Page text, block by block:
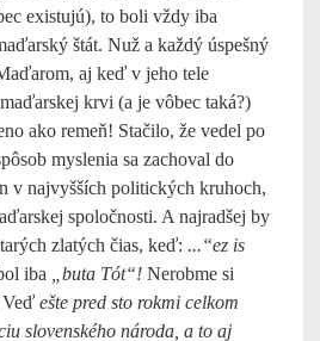
existujú), to boli vždy iba
štát. Nuž a každý úspešný
aj keď v jeho tele
krvi (a je vôbec taká?)
ako remeň! Stačilo, že vedel po
myslenia sa zachoval do
v najvyšších politických kruhoch,
spoločnosti. A najradšej by
zlatých čias, keď: ...“ez is
iba „buta Tót“! Nerobme si
Veď ešte pred sto rokmi celkom
slovenského národa, a to aj